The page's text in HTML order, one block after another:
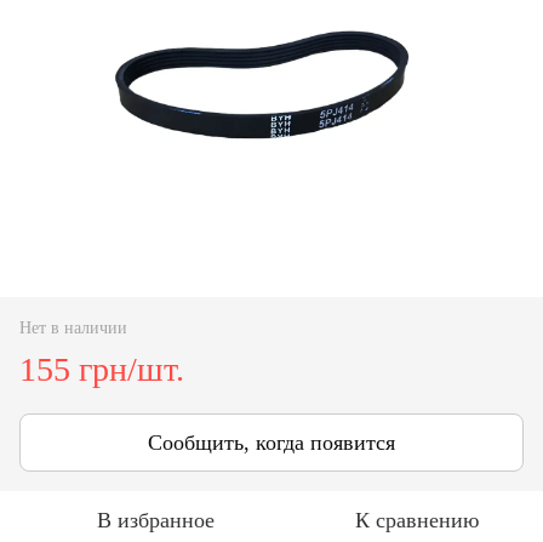
Нет в наличии
155 грн/шт.
Сообщить, когда появится
В избранное К сравнению